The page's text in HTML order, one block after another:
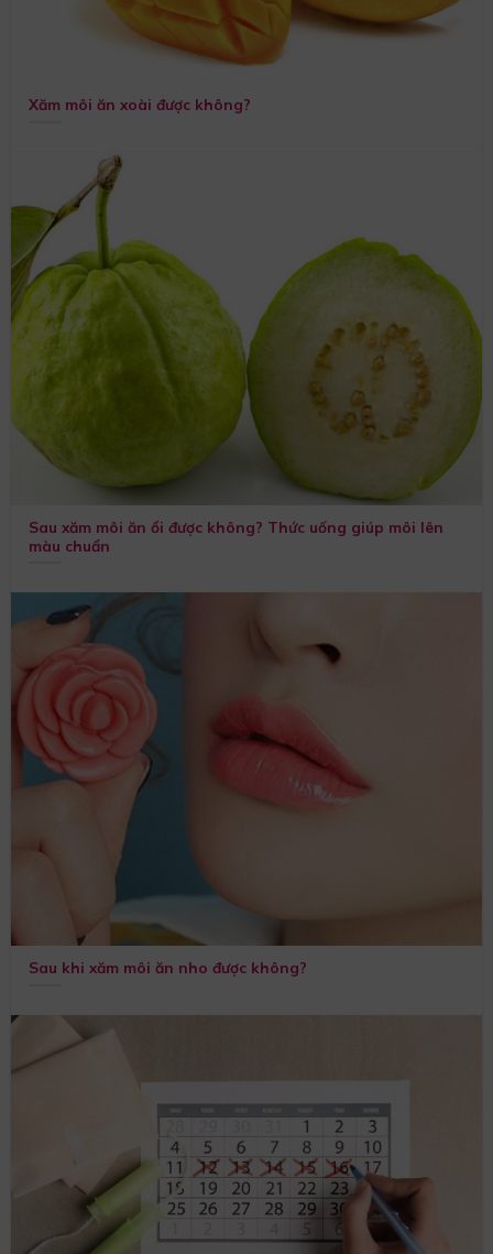
Xăm môi ăn xoài được không?
Sau xăm môi ăn ổi được không? Thức uống giúp môi lên
màu chuẩn
Sau khi xăm môi ăn nho được không?